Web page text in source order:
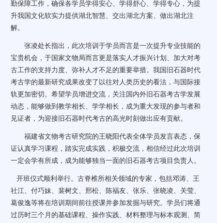
勤保障工作，确保各学员学得安心、学得舒心、学得专心，为提
升我国文化软实力提供湖北智慧、交出湖北方案、做出湖北注
解。
张凌处长指出，此次培训于学员而言是一次提升专业技能的
宝贵机会，于国家文物局而言更是落实人才振兴计划、加大对考
古工作的支持力度、弥补人才不足的重要举措。我国旧石器时代
考古学的最新研究成果改变了以往对人类历史的看法，与国际接
轨更加密切。希望学员增进交流，关注国内外旧石器考古学发展
动态，能够做到教学相长、学学相长，成为重大发现的参与者和
见证者，为迎接旧石器时代考古的高光时刻做出应有贡献。
福建省文物考古研究院的王晓阳代表全体学员发言表态，保
证认真学习课程，踏实完成实践，积极交流，相信经过此次培训
一定会学有所成，成为能够独当一面的旧石器考古项目负责人。
开班仪式顺利举行。古脊椎所相关领域的专家，包括邓涛、王
社江、付巧妹、裴树文、邢松、陈福友、张乐、张晓凌、关莹、
葛俊逸等将在培训期间前往授课并参加发掘与研究。学员们将通
过历时三个月的基础课程、操作实践、材料整理与标本观测、简